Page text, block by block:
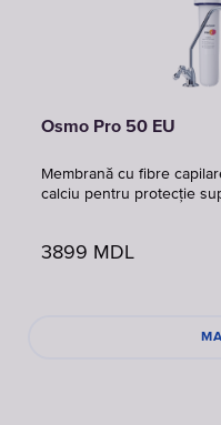
Osmo Pro 50 EU
Membrană cu fibre
calciu pentru protecție
3899 MDL